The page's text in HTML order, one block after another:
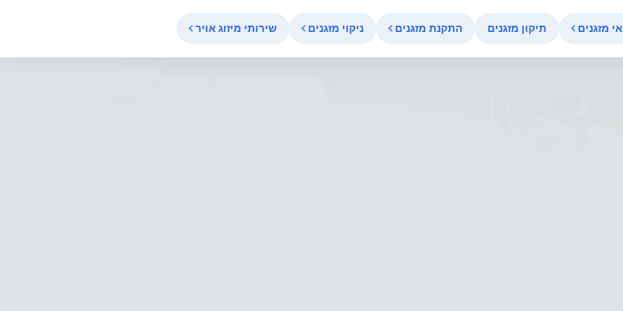
מזגנים תיקון מזגנים התקנת מזגנים ניקוי מזגנים שירותי מיזוג אויר